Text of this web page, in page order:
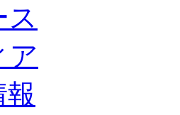
安田Ｊ3リーグ 2026/27シーズン「
ナー
ミュニティ
プ
ア（実店舗）
ア
ス
ア